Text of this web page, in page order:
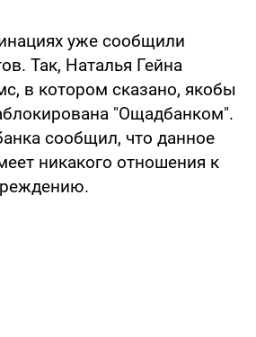
уже сообщили
Так, Наталья Гейна
в котором сказано, якобы
"Ощадбанком".
сообщил, что данное
никакого отношения к